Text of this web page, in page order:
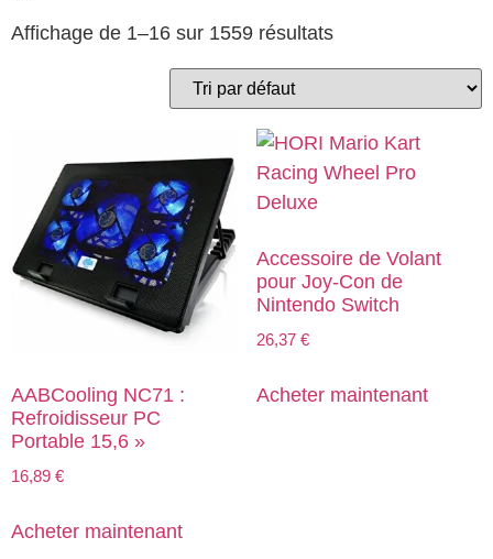
Affichage de 1–16 sur 1559 résultats
AABCooling NC71 :
Refroidisseur PC
Portable 15,6 »
16,89 €
Acheter maintenant
Accessoire de Volant
pour Joy-Con de
Nintendo Switch
26,37 €
Acheter maintenant